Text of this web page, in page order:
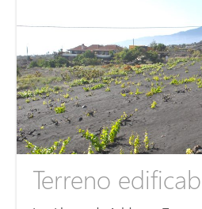
Terreno